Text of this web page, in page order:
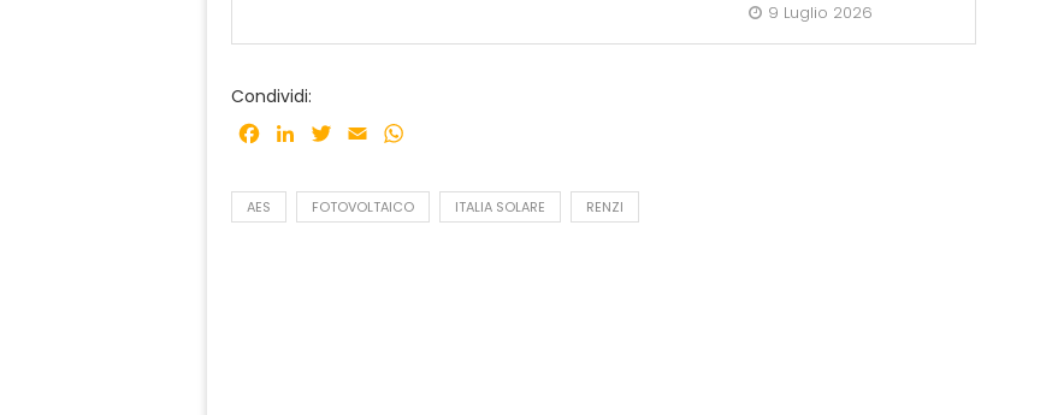
9 Luglio 2026
Condividi:
Facebook
LinkedInTwitter
Email
AES FOTOVOLTAICO ITALIA SOLARE RENZI